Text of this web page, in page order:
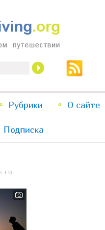
Перейти
к
Перейти
к
Рубрики О сайте
Подписка
10)